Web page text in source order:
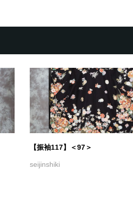
【振袖117】＜97＞
seijinshiki